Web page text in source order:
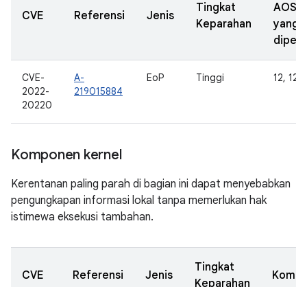
CVE Referensi Jenis
Tingkat
Keparahan
AOSP
yang
CVE-
2022-
20220
A-
219015884
EoP Tinggi 12, 12L
Komponen kernel
Kerentanan paling parah di bagian ini dapat menyebabkan
pengungkapan informasi lokal tanpa memerlukan hak
istimewa eksekusi tambahan.
CVE Referensi Jenis
Tingkat
Keparahan